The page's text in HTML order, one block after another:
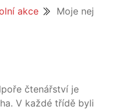
akce
Moje nej
čtenářství je
V každé třídě byli